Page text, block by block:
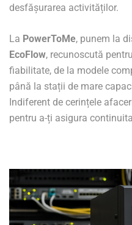
desfășurarea activităților.
La PowerToMe, punem la
EcoFlow, recunoscută
fiabilitate, de la modele
până la stații de mare
Indiferent de cerințele
pentru a-ți asigura